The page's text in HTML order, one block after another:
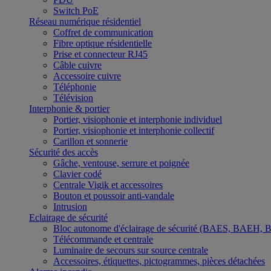
Switch PoE
Réseau numérique résidentiel
Coffret de communication
Fibre optique résidentielle
Prise et connecteur RJ45
Câble cuivre
Accessoire cuivre
Téléphonie
Télévision
Interphonie & portier
Portier, visiophonie et interphonie individuel
Portier, visiophonie et interphonie collectif
Carillon et sonnerie
Sécurité des accès
Gâche, ventouse, serrure et poignée
Clavier codé
Centrale Vigik et accessoires
Bouton et poussoir anti-vandale
Intrusion
Eclairage de sécurité
Bloc autonome d'éclairage de sécurité (BAES,
Télécommande et centrale
Luminaire de secours sur source centrale
Accessoires, étiquettes, pictogrammes, pièces détachées